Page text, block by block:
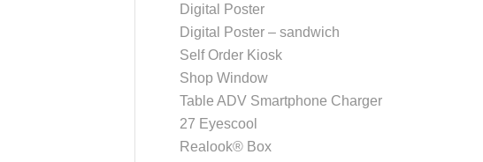
Digital Poster
Digital Poster – sandwich
Self Order Kiosk
Shop Window
Table ADV Smartphone Charger
27 Eyescool
Realook® Box